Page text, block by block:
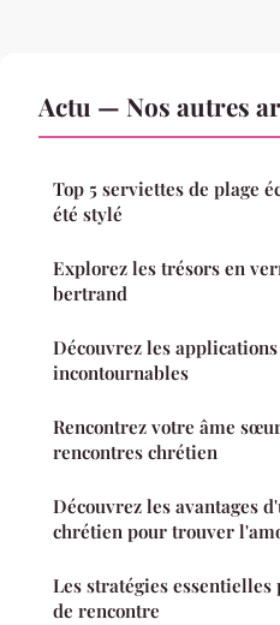
Actu — Nos autres
Top 5 serviettes de plage
été stylé
Explorez les trésors en
bertrand
Découvrez les
incontournables
Rencontrez votre âme
rencontres chrétien
Découvrez les avantages
chrétien pour trouver
Les stratégies
de rencontre